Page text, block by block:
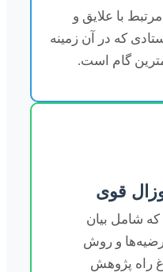
با علایق و
که در آن زمینه
گام است.
قوی
شامل بیان
و روش
راه پژوهش